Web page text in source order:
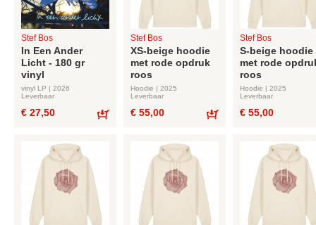
Stef Bos
In Een Ander
Licht - 180 gr
vinyl
vinyl LP | 2026
Leverbaar
€ 27,50
Stef Bos
XS-beige hoodie
met rode opdruk
roos
Hoodie | 2025
Leverbaar
€ 55,00
Stef Bos
S-beige hoodie
met rode
roos
Hoodie | 2025
Leverbaar
€ 55,00